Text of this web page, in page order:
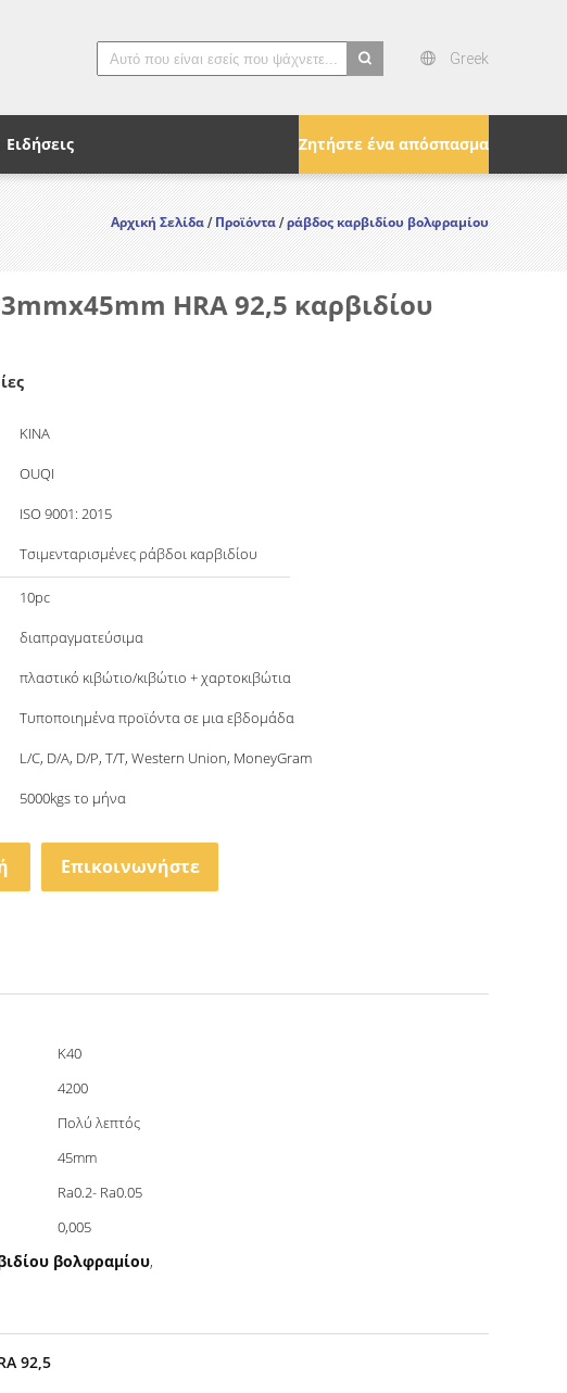
Greek
Ζητήστε ένα απόσπασμα
Ειδήσεις
Αρχική Σελίδα /Προϊόντα/ράβδος καρβιδίου βολφραμίου
HRA 92,5 καρβιδίου
ΚΙΝΑ
OUQI
ISO 9001: 2015
Τσιμενταρισμένες ράβδοι καρβιδίου
10pc
διαπραγματεύσιμα
πλαστικό κιβώτιο/κιβώτιο + χαρτοκιβώτια
Τυποποιημένα προϊόντα σε μια εβδομάδα
L/C, D/A, D/P, T/T, Western Union, MoneyGram
5000kgs το μήνα
Επικοινωνήστε
K40
4200
Πολύ λεπτός
45mm
Ra0.2- Ra0.05
0,005
βολφραμίου,
92,5